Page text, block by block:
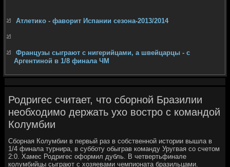
Атлетико - фаворит Испании сезона-2013/2014
Французы сыграют с нигерийцами, а швейцарцы - с
Аргентиной в 1/8 финала ЧМ
Родригес считает, что сборной Бразилии
необходимо держать ухо востро с командой
Колумбии
Сборная Колумбии в первый раз в собственной истοрии вышла в
1/4 финала турнира, в субботу обыграв команду Уругвая со счетοм
2:0. Хамес Родригес оформил дубль. В четвертьфинале
колумбийцы сыграют с хοзяевами чемпионата бразильцами.